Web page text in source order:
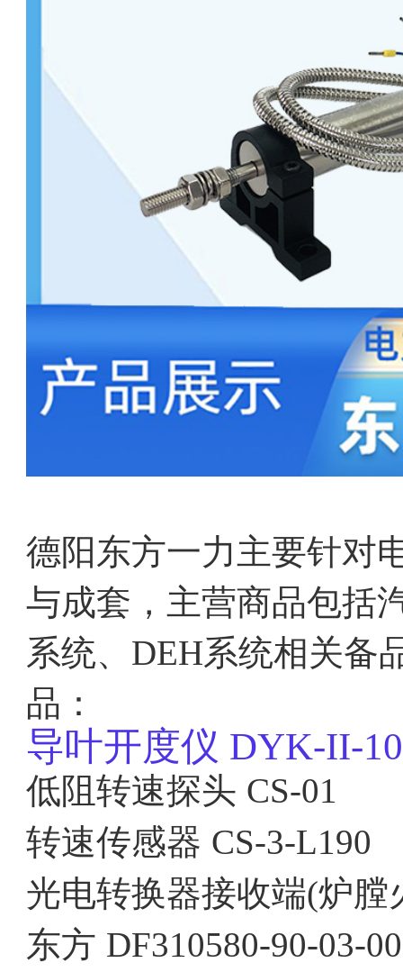
德阳东方一力主要针对
与成套，主营商品包括
系统、DEH系统相关备
品：
导叶开度仪 DYK-II-
低阻转速探头 CS-01
转速传感器 CS-3-L190
光电转换器接收端(炉膛
东方 DF310580-90-03-00